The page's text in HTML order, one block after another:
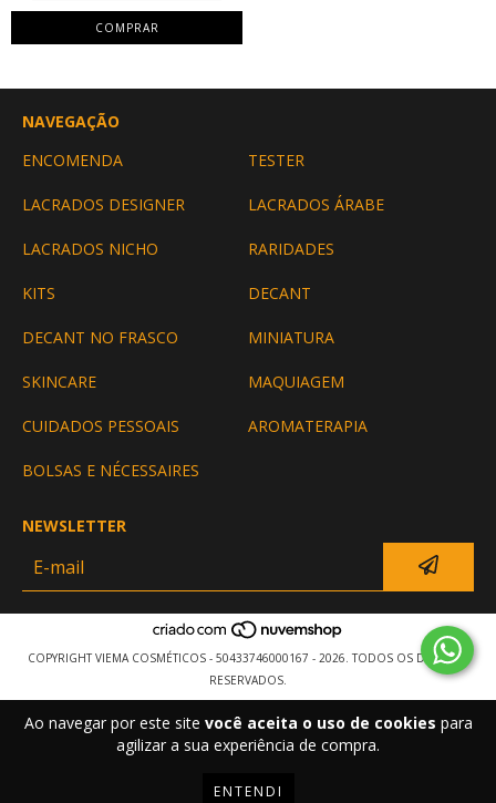
Ao navegar por este site você aceita o uso de cookies para
agilizar a sua experiência de compra.
ENTENDI
COMPRAR
NAVEGAÇÃO
ENCOMENDA
TESTER
LACRADOS DESIGNER LACRADOS ÁRABE
LACRADOS NICHO RARIDADES
KITS DECANT
DECANT NO FRASCO MINIATURA
SKINCARE MAQUIAGEM
CUIDADOS PESSOAIS AROMATERAPIA
BOLSAS E NÉCESSAIRES
NEWSLETTER
COPYRIGHT VIEMA COSMÉTICOS - 50433746000167 - 2026. TODOS OS DIREITOS
RESERVADOS.